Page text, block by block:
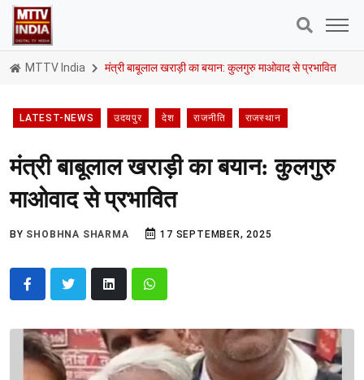
MTTV India मंत्री बाबूलाल खराड़ी का बयान: कुलगुरु माओवाद से प्रभावित
LATEST-NEWS उदयपुर देश राजनीति राजस्थान
मंत्री बाबूलाल खराड़ी का बयान: कुलगुरु
माओवाद से प्रभावित
BY SHOBHNA SHARMA 17 SEPTEMBER, 2025